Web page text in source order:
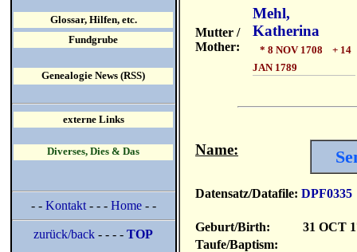
Mutter /
Mother:
Mehl,
Katherina
* 8 NOV 1708 + 14
JAN 1789
Name:
Datensatz/Datafile: DPF0335
Geburt/Birth:
31 OCT
Taufe/Baptism:
Glossar, Hilfen, etc.
Fundgrube
Genealogie News (RSS)
externe Links
Diverses, Dies & Das
- - Kontakt- - - Home- -
zurück/back - - - -TOP